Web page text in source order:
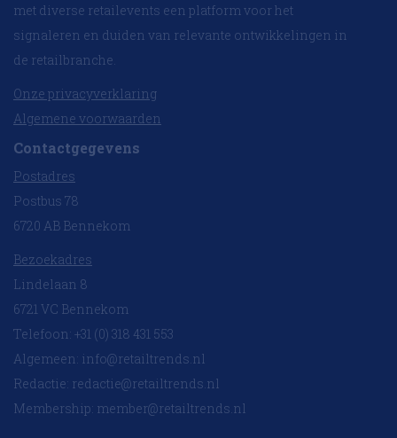
met diverse retailevents een platform voor het
signaleren en duiden van relevante ontwikkelingen in
de retailbranche.
Onze privacyverklaring
Algemene voorwaarden
Contactgegevens
Postadres
Postbus 78
6720 AB Bennekom
Bezoekadres
Lindelaan 8
6721 VC Bennekom
Telefoon: +31 (0) 318 431 553
Algemeen: info@retailtrends.nl
Redactie: redactie@retailtrends.nl
Membership: member@retailtrends.nl